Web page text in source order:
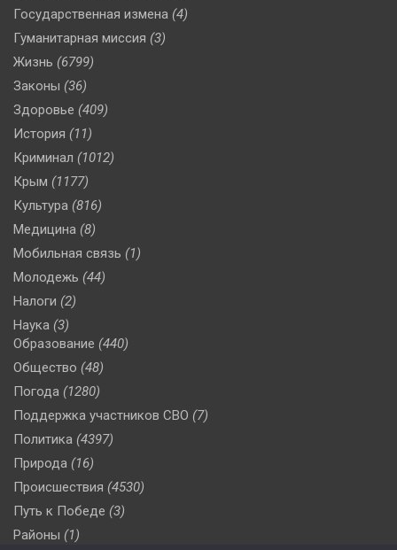
Государственная измена (4)
Гуманитарная миссия (3)
Жизнь (6799)
Законы (36)
Здоровье (409)
История (11)
Криминал (1012)
Крым (1177)
Культура (816)
Медицина (8)
Мобильная связь (1)
Молодежь (44)
Налоги (2)
Наука (3)
Образование (440)
Общество (48)
Погода (1280)
Поддержка участников СВО (7)
Политика (4397)
Природа (16)
Происшествия (4530)
Путь к Победе (3)
Районы (1)